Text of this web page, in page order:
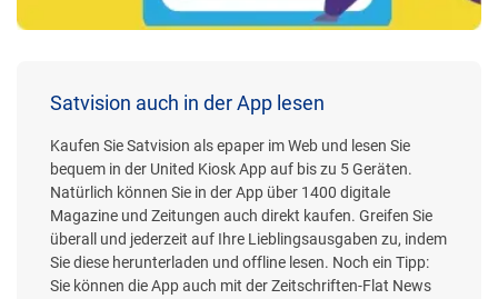
Satvision auch in der App lesen
Kaufen Sie Satvision als epaper im Web und lesen Sie
bequem in der United Kiosk App auf bis zu 5 Geräten.
Natürlich können Sie in der App über 1400 digitale
Magazine und Zeitungen auch direkt kaufen. Greifen Sie
überall und jederzeit auf Ihre Lieblingsausgaben zu, indem
Sie diese herunterladen und offline lesen. Noch ein Tipp:
Sie können die App auch mit der Zeitschriften-Flat News